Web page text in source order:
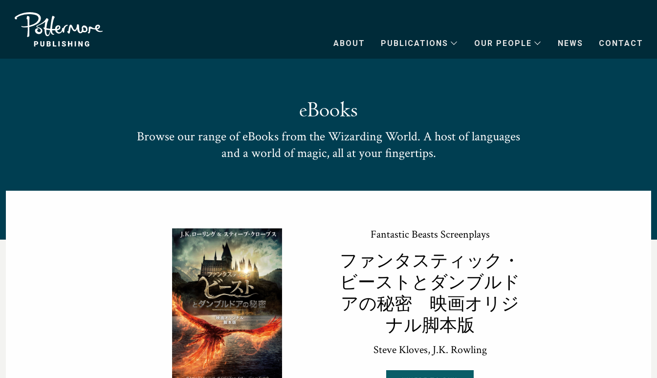
ABOUT PUBLICATIONS OUR PEOPLE NEWS CONTACT
eBooks
Browse our range of eBooks from the Wizarding World. A host of languages
and a world of magic, all at your fingertips.
Fantastic Beasts Screenplays
ファンタスティック・
ビーストとダンブルド
アの秘密 映画オリジ
ナル脚本版
Steve Kloves, J.K. Rowling